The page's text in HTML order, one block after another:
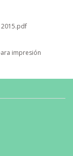
2015.pdf
impresión